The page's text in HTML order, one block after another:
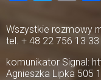
Wszystkie rozmowy
tel. + 48 22 756 13 33
komunikator Signal:
Agnieszka Lipka 505